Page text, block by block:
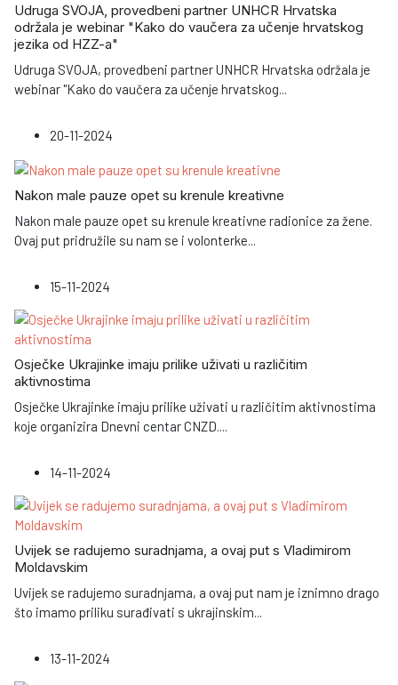
Udruga SVOJA, provedbeni partner UNHCR Hrvatska
održala je webinar "Kako do vaučera za učenje hrvatskog
jezika od HZZ-a"
Udruga SVOJA, provedbeni partner UNHCR Hrvatska održala je
webinar "Kako do vaučera za učenje hrvatskog
20-11-2024
Nakon male pauze opet su krenule kreativne
Nakon male pauze opet su krenule kreativne radionice za žene.
Ovaj put pridružile su nam se i volonterke...
15-11-2024
Osječke Ukrajinke imaju prilike uživati u različitim
aktivnostima
Osječke Ukrajinke imaju prilike uživati u različitim aktivnostima
koje organizira Dnevni centar CNZD....
14-11-2024
Uvijek se radujemo suradnjama, a ovaj put s Vladimirom
Moldavskim
Uvijek se radujemo suradnjama, a ovaj put nam je iznimno drago
što imamo priliku surađivati s ukrajinskim...
13-11-2024